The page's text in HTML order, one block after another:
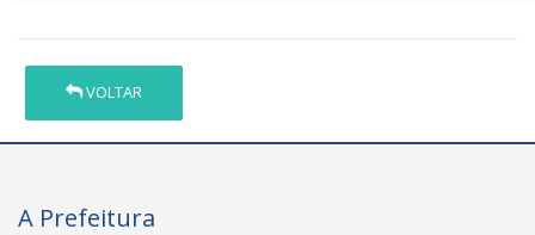
VOLTAR
A Prefeitura